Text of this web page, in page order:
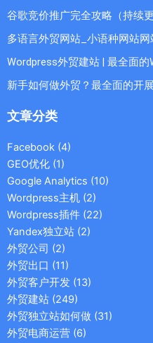
谷歌竞价推广完全攻略（持续
多语言外贸网站_小语种网站
Wordpress外贸建站 | 最全面
新手如何做外贸？最全面的开
文章分类
Facebook (4)
GEO优化 (1)
Google Analytics (10)
Wordpress主机 (2)
Wordpress插件 (22)
Yandex独立站 (2)
外贸公司 (2)
外贸出口 (11)
外贸客户开发 (13)
外贸建站 (249)
外贸独立站如何做 (31)
外贸电商运营 (6)